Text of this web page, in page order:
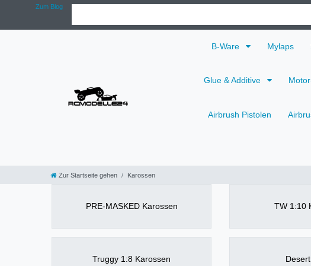
Zum Blog
B-Ware Mylaps
Glue & Additive
Airbrush Pistolen
Zur Startseite gehen Karossen
PRE-MASKED Karossen TW 1:10
Truggy 1:8 Karossen